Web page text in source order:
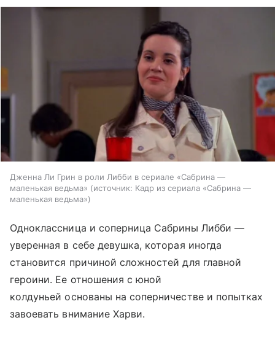
Дженна Ли Грин в роли Либби в сериале «Сабрина —
маленькая ведьма»
источник: Кадр из сериала «Сабрина —
маленькая ведьма»
Одноклассница и соперница Сабрины Либби —
уверенная в себе девушка, которая иногда
становится причиной сложностей для главной
героини. Ее отношения с юной
колдуньей основаны на соперничестве и попытках
завоевать внимание Харви.